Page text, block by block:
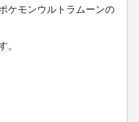
ケモンウルトラムーンの
。